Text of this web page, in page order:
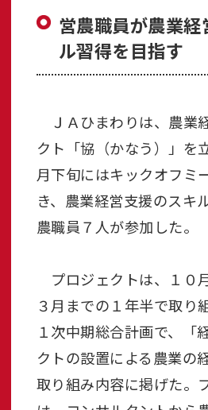
営農職員が農業
ル習得を目指す
ＪＡひまわりは、農業
クト「協（かなう）」を
月下旬にはキックオフミ
き、農業経営支援のスキ
農職員７人が参加した。
プロジェクトは、１０
３月までの１年半で取り
１次中期総合計画で、「
クトの設置による農業の
取り組み内容に掲げた。